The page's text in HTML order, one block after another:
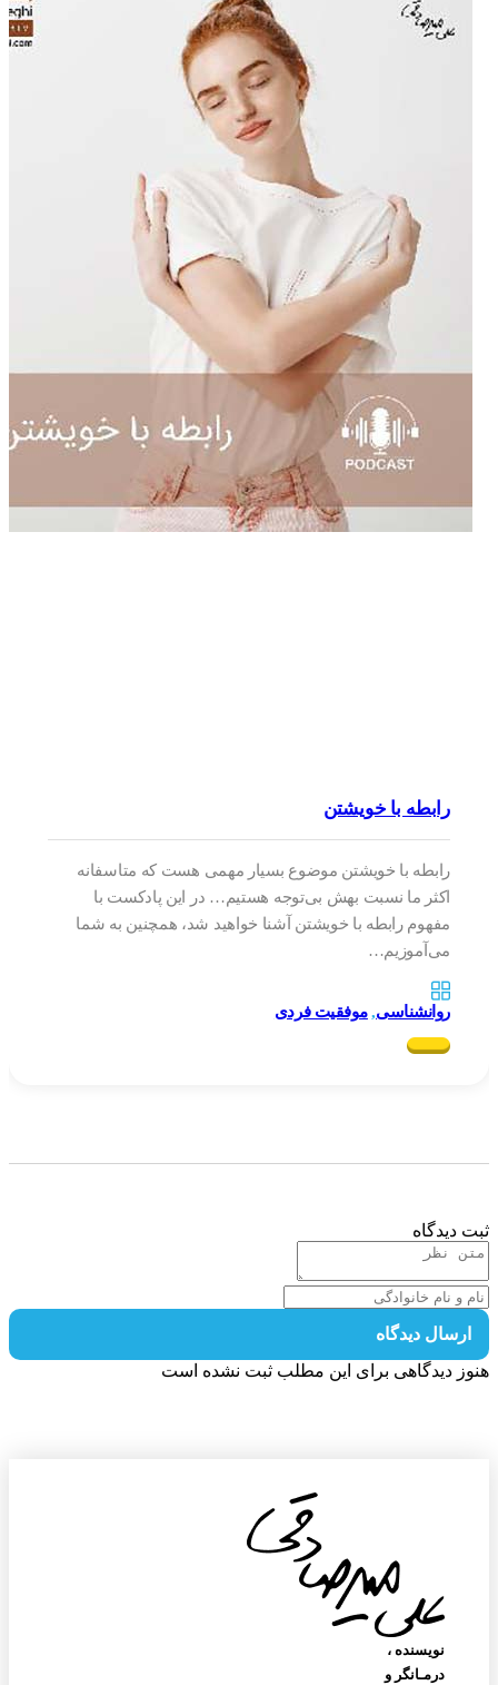
رابطه با خویشتن
رابطه با خویشتن موضوع بسیار مهمی هست که متاسفانه
اکثر ما نسبت بهش بی‌توجه هستیم… در این پادکست با
مفهوم رابطه با خویشتن آشنا خواهید شد، همچنین به شما
می‌آموزیم…
روانشناسی,موفقیت فردی
دیدگاه
دیدگاه
دیدگاهی برای این مطلب ثبت نشده است
نویسنده‌ ،
درمـانگر و